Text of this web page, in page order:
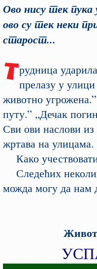
Ово нису тек пука
ово су тек неки
старост...
рудница
прелазу у
животно
путу.” „Дечак
Сви ови наслови
жртава на улицама.
Како
Следећих
можда могу да нам
Живот